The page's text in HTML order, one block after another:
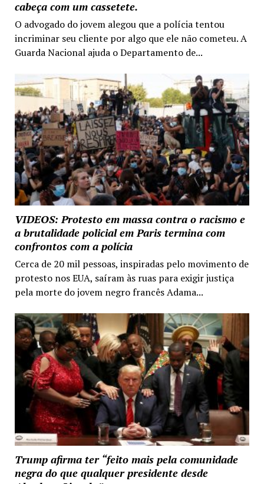
cabeça com um cassetete.
O advogado do jovem alegou que a polícia tentou
incriminar seu cliente por algo que ele não cometeu. A
Guarda Nacional ajuda o Departamento de...
VIDEOS: Protesto em massa contra o racismo e
a brutalidade policial em Paris termina com
confrontos com a polícia
Cerca de 20 mil pessoas, inspiradas pelo movimento de
protesto nos EUA, saíram às ruas para exigir justiça
pela morte do jovem negro francês Adama...
Trump afirma ter “feito mais pela comunidade
negra do que qualquer presidente desde